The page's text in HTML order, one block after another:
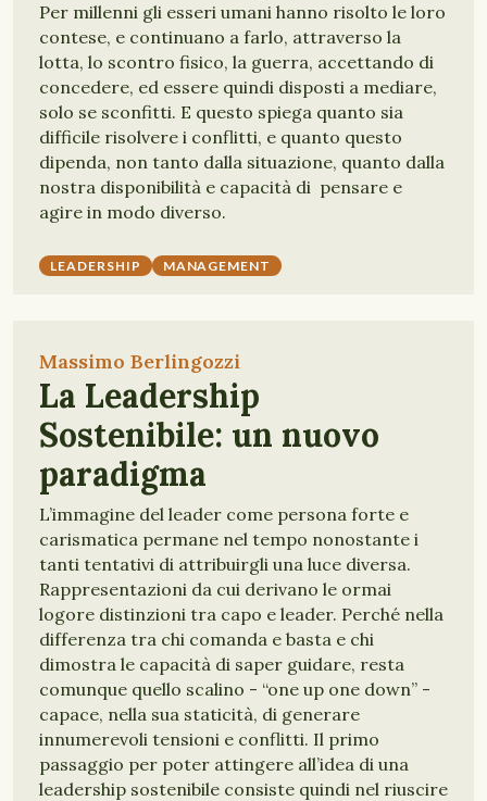
Per millenni gli esseri umani hanno risolto le loro
contese, e continuano a farlo, attraverso la
lotta, lo scontro fisico, la guerra, accettando di
concedere, ed essere quindi disposti a mediare,
solo se sconfitti. E questo spiega quanto sia
difficile risolvere i conflitti, e quanto questo
dipenda, non tanto dalla situazione, quanto dalla
nostra disponibilità e capacità di pensare e
agire in modo diverso.
LEADERSHIP MANAGEMENT
Massimo Berlingozzi
La Leadership
Sostenibile: un nuovo
paradigma
L’immagine del leader come persona forte e
carismatica permane nel tempo nonostante i
tanti tentativi di attribuirgli una luce diversa.
Rappresentazioni da cui derivano le ormai
logore distinzioni tra capo e leader. Perché nella
differenza tra chi comanda e basta e chi
dimostra le capacità di saper guidare, resta
comunque quello scalino - “one up one down” -
capace, nella sua staticità, di generare
innumerevoli tensioni e conflitti. Il primo
passaggio per poter attingere all’idea di una
leadership sostenibile consiste quindi nel riuscire